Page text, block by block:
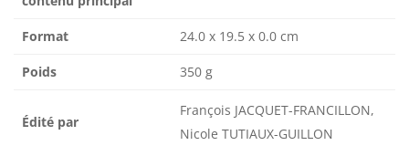
Format 24.0 x 19.5 x 0.0 cm
Poids 350 g
Édité par
François JACQUET-FRANCILLON,
Nicole TUTIAUX-GUILLON